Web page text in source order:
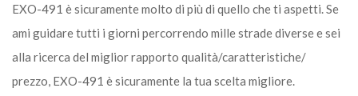
EXO-491 è sicuramente molto di più di quello che ti aspetti. Se
ami guidare tutti i giorni percorrendo mille strade diverse e sei
alla ricerca del miglior rapporto qualità/caratteristiche/
prezzo, EXO-491 è sicuramente la tua scelta migliore.